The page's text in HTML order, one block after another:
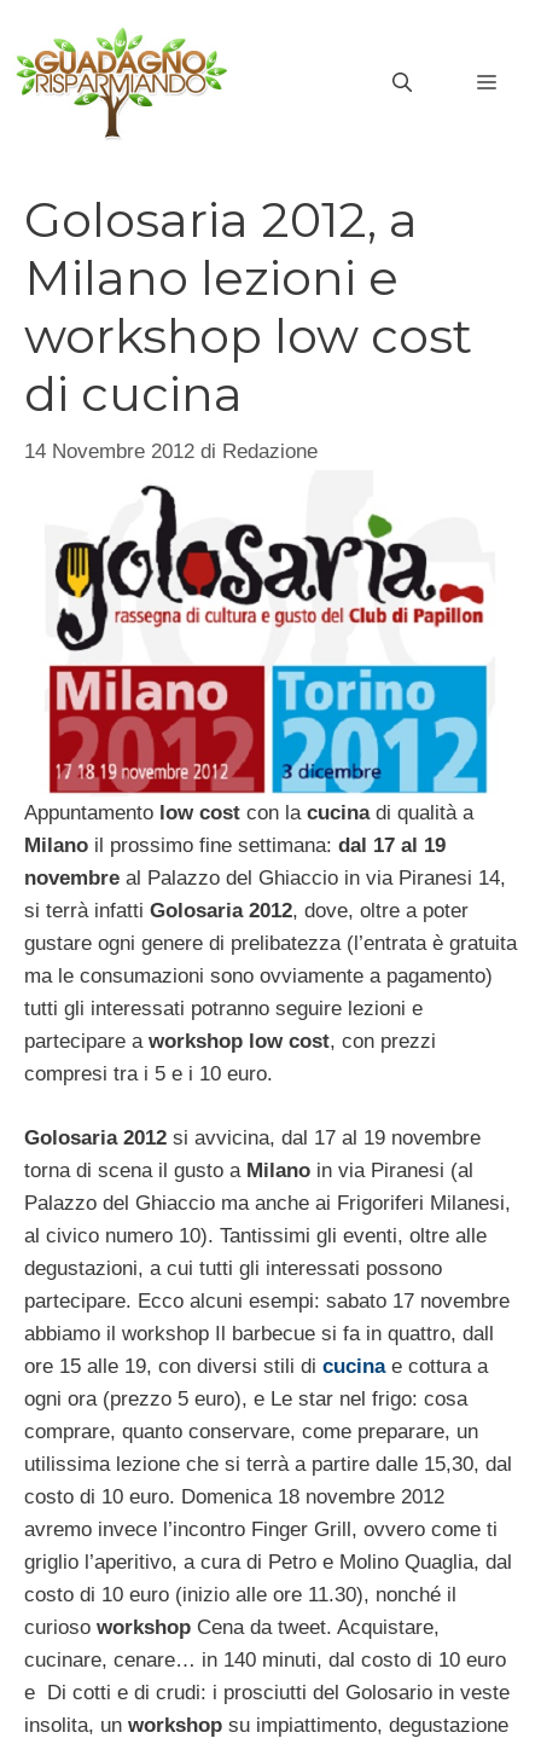
contenuto
Golosaria 2012, a
Milano lezioni e
workshop low cost
di cucina
14 Novembre 2012 di Redazione
Appuntamento low cost con la cucinadi qualità a
Milano il prossimo fine settimana: dal 17 al 19
novembre al Palazzo del Ghiaccio in via Piranesi 14,
si terrà infatti Golosaria 2012, dove, oltre a poter
gustare ogni genere di prelibatezza (l’entrata è gratuita
ma le consumazioni sono ovviamente a pagamento)
tutti gli interessati potranno seguire lezioni e
partecipare a workshop low cost, con prezzi
compresi tra i 5 e i 10 euro.
Golosaria 2012 si avvicina, dal 17 al 19 novembre
torna di scena il gusto a Milano in via Piranesi (al
Palazzo del Ghiaccio ma anche ai Frigoriferi Milanesi,
al civico numero 10). Tantissimi gli eventi, oltre alle
degustazioni, a cui tutti gli interessati possono
partecipare. Ecco alcuni esempi: sabato 17 novembre
abbiamo il workshop Il barbecue si fa in quattro, dall
ore 15 alle 19, con diversi stili di cucina e cottura a
ogni ora (prezzo 5 euro), e Le star nel frigo: cosa
comprare, quanto conservare, come preparare, un
utilissima lezione che si terrà a partire dalle 15,30, dal
costo di 10 euro. Domenica 18 novembre 2012
avremo invece l’incontro Finger Grill, ovvero come ti
griglio l’aperitivo, a cura di Petro e Molino Quaglia, dal
costo di 10 euro (inizio alle ore 11.30), nonché il
curioso workshop Cena da tweet. Acquistare,
cucinare, cenare… in 140 minuti, dal costo di 10 euro
e Di cotti e di crudi: i prosciutti del Golosario in veste
insolita, un workshop su impiattimento, degustazione